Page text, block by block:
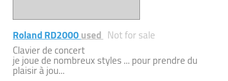
Roland RD2000used Not for sale
Clavier de concert
je joue de nombreux styles ... pour prendre du
plaisir à jou...